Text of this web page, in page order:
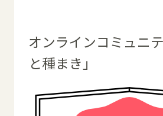
オンラインコミュニ
と種まき」